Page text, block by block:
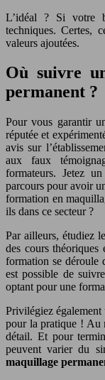
L’idéal ? Si votre
techniques. Certes,
valeurs ajoutées.
Où suivre
permanent ?
Pour vous garantir
réputée et
avis sur
aux faux
formateurs. Jetez
parcours pour avoir
formation en
ils dans ce secteur ?
Par ailleurs, étudiez
des cours
formation se déroule
est possible de
optant pour une
Privilégiez également
pour la pratique ! Au
détail. Et pour
peuvent varier du
maquillage